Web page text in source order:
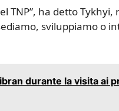
TNP”, ha detto
sviluppiamo o
durante la visita ai